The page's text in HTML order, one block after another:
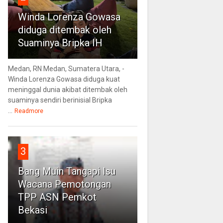
Winda Lorenza Gowasa
diduga ditembak oleh
Suaminya Bripka IH
Medan, RN Medan, Sumatera Utara, -
Winda Lorenza Gowasa diduga kuat
meninggal dunia akibat ditembak oleh
suaminya sendiri berinisial Bripka
Readmore
3
Bang Muin Tangapi Isu
Wacana Pemotongan
TPP ASN Pemkot
Bekasi